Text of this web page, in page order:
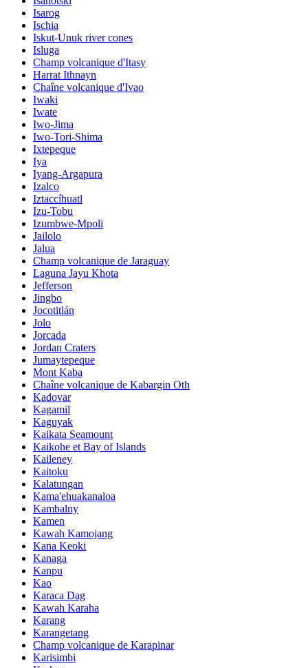
Isarog
Ischia
Iskut-Unuk river cones
Isluga
Champ volcanique d'Itasy
Harrat Ithnayn
Chaîne volcanique d'Ivao
Iwaki
Iwate
Iwo-Jima
Iwo-Tori-Shima
Ixtepeque
Iya
Iyang-Argapura
Izalco
Iztaccíhuatl
Izu-Tobu
Izumbwe-Mpoli
Jailolo
Jalua
Champ volcanique de Jaraguay
Laguna Jayu Khota
Jefferson
Jingbo
Jocotitlán
Jolo
Jorcada
Jordan Craters
Jumaytepeque
Mont Kaba
Chaîne volcanique de Kabargin Oth
Kadovar
Kagamil
Kaguyak
Kaikata Seamount
Kaikohe et Bay of Islands
Kaileney
Kaitoku
Kalatungan
Kama'ehuakanaloa
Kambalny
Kamen
Kawah Kamojang
Kana Keoki
Kanaga
Kanpu
Kao
Karaca Dag
Kawah Karaha
Karang
Karangetang
Champ volcanique de Karapinar
Karisimbi